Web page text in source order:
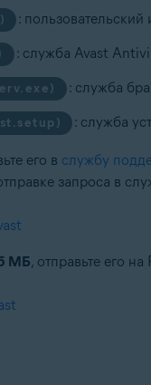
:
: служба Avast
: служба
: служба
его в службу
запроса в
МБ, отправьте его